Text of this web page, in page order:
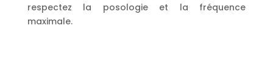
respectez la posologie et la fréquence
maximale.